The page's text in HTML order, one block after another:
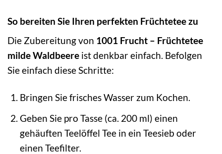
So bereiten Sie Ihren perfekten Früchtetee zu
Die Zubereitung von 1001 Frucht – Früchtetee
milde Waldbeere ist denkbar einfach. Befolgen
Sie einfach diese Schritte:
Bringen Sie frisches Wasser zum Kochen.
Geben Sie pro Tasse (ca. 200 ml) einen
gehäuften Teelöffel Tee in ein Teesieb oder
einen Teefilter.